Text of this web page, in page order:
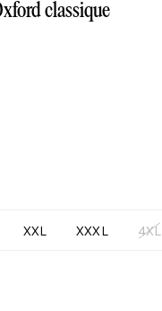
classique
XXL XXXL 4XL